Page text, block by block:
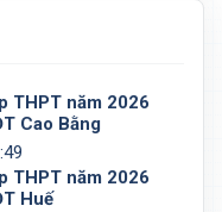
THPT năm 2026
Cao Bằng
THPT năm 2026
Huế